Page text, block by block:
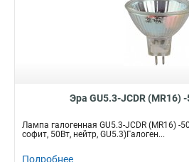
Эра GU5.3-JCDR (MR16)
Лампа галогенная GU5.3-JCDR (MR16) -
софит, 50Вт, нейтр, GU5.3)Галоген...
Подробнее